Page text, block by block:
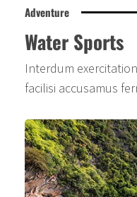
Adventure
Water Sports
Interdum
facilisi accusamus